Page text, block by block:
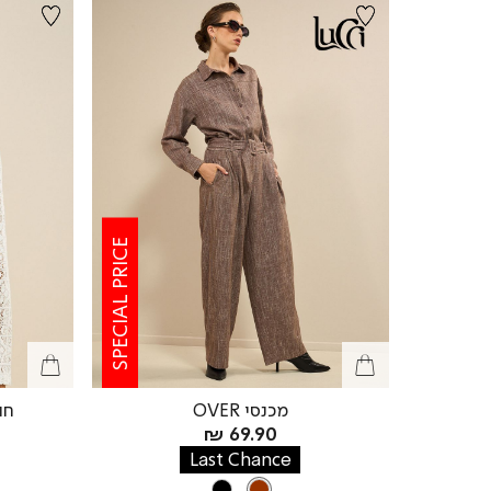
SPECIAL PRICE
מכנסי OVER
מחיר
מוצר
69.90 ₪
Last Chance
צבע
BROWN